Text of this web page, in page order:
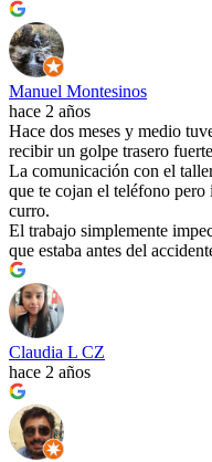
Manuel Montesinos
hace 2 años
Hace dos meses y medio
recibir un golpe trasero
La comunicación con el
que te cojan el teléfono pero
curro.
El trabajo simplemente
que estaba antes del
Claudia L CZ
hace 2 años